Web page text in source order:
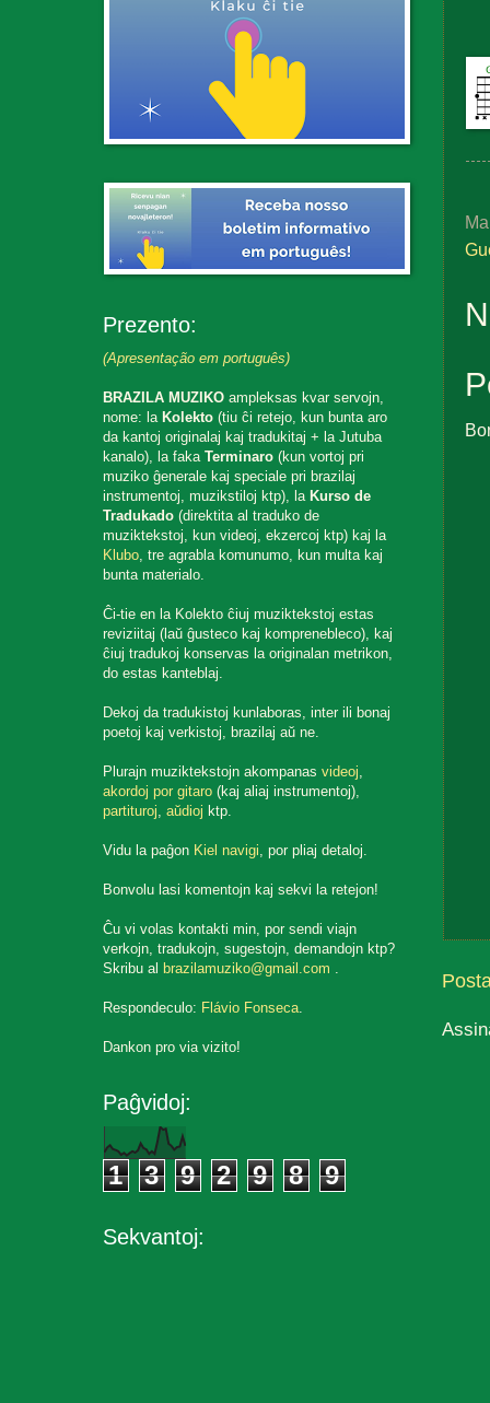
Prezento:
(Apresentação em português)
BRAZILA MUZIKO ampleksas kvar servojn,
nome: la Kolekto (tiu ĉi retejo, kun bunta aro
da kantoj originalaj kaj tradukitaj + la Jutuba
kanalo), la fakaTerminaro (kun vortoj pri
muziko ĝenerale kaj speciale pri brazilaj
instrumentoj, muzikstiloj ktp), la Kurso de
Tradukado (direktita al traduko de
muziktekstoj, kun videoj, ekzercoj ktp) kaj la
Klubo, tre agrabla komunumo, kun multa kaj
bunta materialo.
Ĉi-tie en la Kolekto ĉiuj muziktekstoj estas
reviziitaj (laŭ ĝusteco kaj komprenebleco), kaj
ĉiuj tradukoj konservas la originalan metrikon,
do estas kanteblaj.
Dekoj da tradukistoj kunlaboras, inter ili bonaj
poetoj kaj verkistoj, brazilaj aŭ ne.
Plurajn muziktekstojn akompanasvideoj,
akordoj por gitaro (kaj aliaj instrumentoj),
partituroj,aŭdioj ktp.
Vidu la paĝon Kiel navigi, por pliaj detaloj.
Bonvolu lasi komentojn kaj sekvi la retejon!
Ĉu vi volas kontakti min, por sendi viajn
verkojn, tradukojn, sugestojn, demandojn ktp?
Skribu al brazilamuziko@gmail.com .
Respondeculo: Flávio Fonseca.
Dankon pro via vizito!
Paĝvidoj:
1 3 9 2 9 8 9
Sekvantoj: